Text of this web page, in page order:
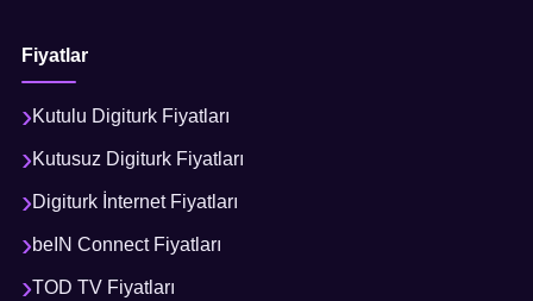
Fiyatlar
Kutulu Digiturk Fiyatları
Kutusuz Digiturk Fiyatları
Digiturk İnternet Fiyatları
beIN Connect Fiyatları
TOD TV Fiyatları